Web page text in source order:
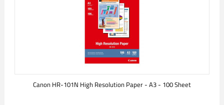
Canon HR-101N High Resolution Paper - A3 - 100 Sheet